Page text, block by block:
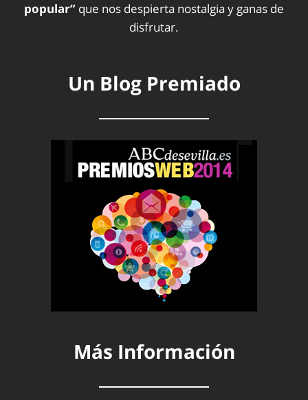
popular” que nos despierta nostalgia y ganas de
disfrutar.
Un Blog Premiado
Más Información